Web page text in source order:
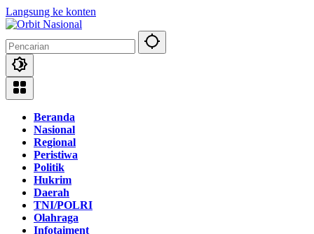
Langsung ke konten
Beranda
Nasional
Regional
Peristiwa
Politik
Hukrim
Daerah
TNI/POLRI
Olahraga
Infotaiment